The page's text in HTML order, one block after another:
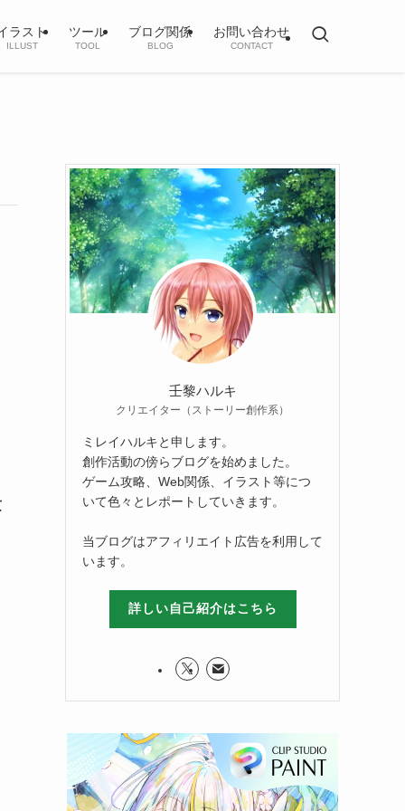
ラスト
ILLUST
ツール
TOOL
ブログ関係
BLOG
お問い合わせ
CONTACT
壬黎ハルキ
クリエイター（ストーリー創作系）
ミレイハルキと申します。
創作活動の傍らブログを始めました。
ゲーム攻略、Web関係、イラスト等につ
いて色々とレポートしていきます。
当ブログはアフィリエイト広告を利用して
います。
詳しい自己紹介はこちら